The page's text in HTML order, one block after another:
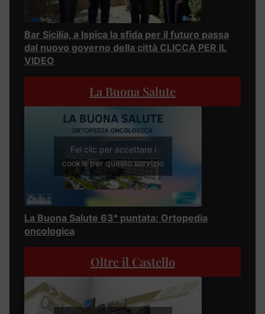
Bar Sicilia, a Ispica la sfida per il futuro passa
dal nuovo governo della città CLICCA PER IL
VIDEO
La Buona Salute
Fai clic per accettare i
cookie per questo servizio
La Buona Salute 63° puntata: Ortopedia
oncologica
Oltre il Castello